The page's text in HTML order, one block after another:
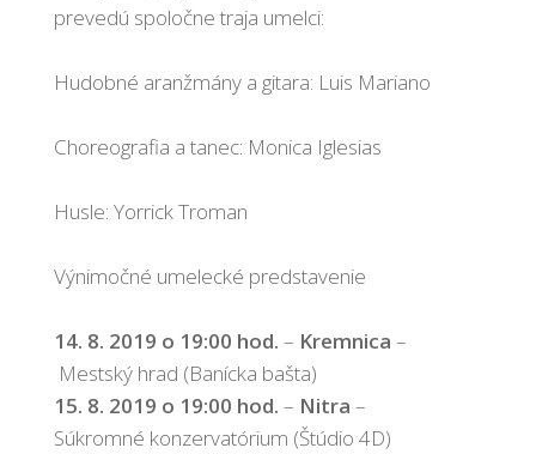
prevedú spoločne traja umelci:
Hudobné aranžmány a gitara: Luis Mariano
Choreografia a tanec: Monica Iglesias
Husle: Yorrick Troman
Výnimočné umelecké predstavenie
14. 8. 2019 o 19:00 hod. – Kremnica –
Mestský hrad (Banícka bašta)
15. 8. 2019 o 19:00 hod. – Nitra –
Súkromné konzervatórium (Štúdio 4D)